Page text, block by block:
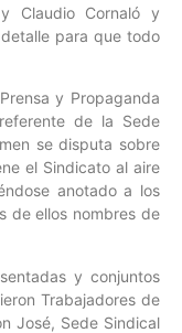
Claudio Cornaló y
para que todo
y Propaganda
de la Sede
se disputa sobre
el Sindicato al aire
anotado a los
de ellos nombres de
y conjuntos
Trabajadores de
José, Sede Sindical